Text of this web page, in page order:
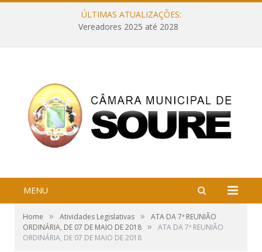
ÚLTIMAS ATUALIZAÇÕES:
Vereadores 2025 até 2028
MENU
Home » Atividades Legislativas »
ATA DA 7ª REUNIÃO
ORDINÁRIA, DE 07 DE MAIO DE 2018 »
ATA DA 7ª REUNIÃO
ORDINÁRIA, DE 07 DE MAIO DE 2018